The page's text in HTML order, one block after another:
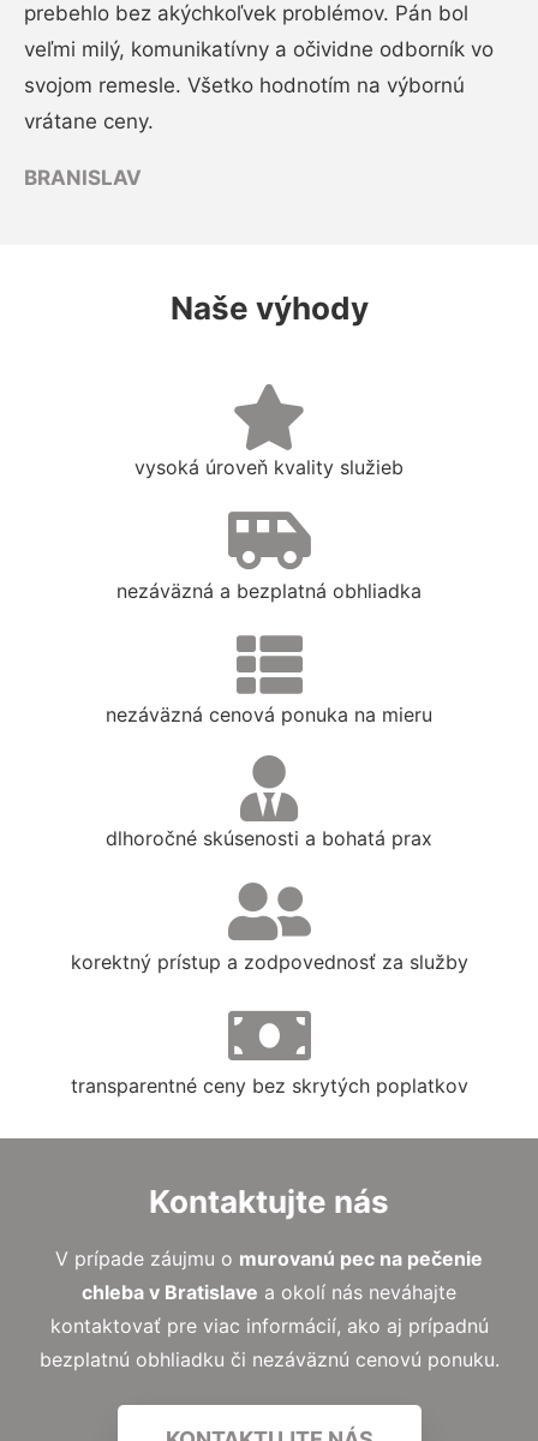
prebehlo bez akýchkoľvek problémov. Pán bol
veľmi milý, komunikatívny a očividne odborník vo
svojom remesle. Všetko hodnotím na výbornú
vrátane ceny.
BRANISLAV
Naše výhody
vysoká úroveň kvality služieb
nezáväzná a bezplatná obhliadka
nezáväzná cenová ponuka na mieru
dlhoročné skúsenosti a bohatá prax
korektný prístup a zodpovednosť za služby
transparentné ceny bez skrytých poplatkov
Kontaktujte nás
V prípade záujmu o murovanú pec na pečenie
chleba v Bratislave a okolí nás neváhajte
kontaktovať pre viac informácií, ako aj prípadnú
bezplatnú obhliadku či nezáväznú cenovú ponuku.